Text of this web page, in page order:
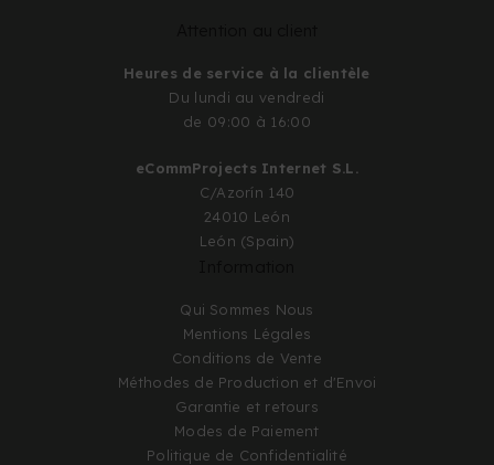
Heures de service à la clientèle
Du lundi au vendredi
de 09:00 à 16:00
eCommProjects Internet S.L.
C/Azorín 140
24010 León
León (Spain)
Qui Sommes Nous
Mentions Légales
Conditions de Vente
Méthodes de Production et d'Envoi
Garantie et retours
Modes de Paiement
Politique de Confidentialité